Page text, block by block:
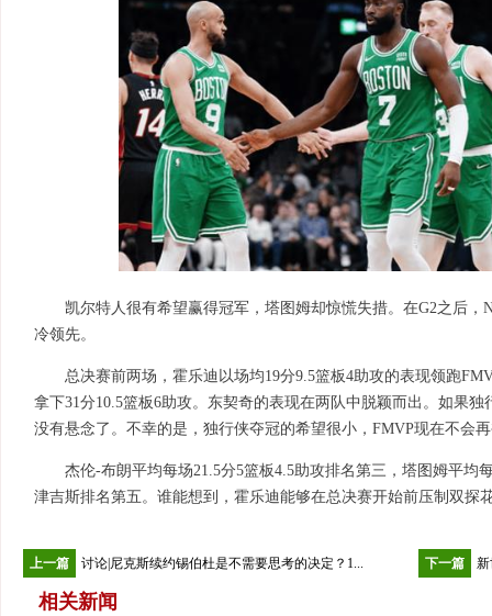
凯尔特人很有希望赢得冠军，塔图姆却惊慌失措。在G2之后
冷领先。
总决赛前两场，霍乐迪以场均19分9.5篮板4助攻的表现领跑
拿下31分10.5篮板6助攻。东契奇的表现在两队中脱颖而出。如果
没有悬念了。不幸的是，独行侠夺冠的希望很小，FMVP现在不会
杰伦-布朗平均每场21.5分5篮板4.5助攻排名第三，塔图姆平均
津吉斯排名第五。谁能想到，霍乐迪能够在总决赛开始前压制双探
上一篇 讨论|尼克斯续约锡伯杜是不需要思考的决定？1... 下一篇
相关新闻